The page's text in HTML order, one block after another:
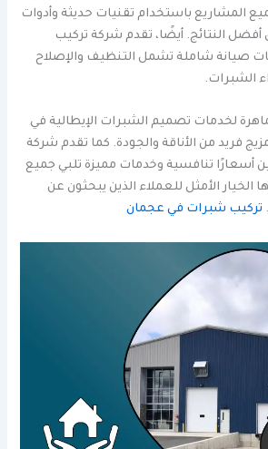
المشاريع باستخدام تقنيات حديثة وأدوات
النتائج. أيضًا، تقدم شركة تركيب
صيانة شاملة تشمل التنظيف والإصلاح
الشبرات.
لخدمات تصميم الشبرات الإيطالية في
فريد من الأناقة والجودة. كما تقدم شركة
أسعارًا تنافسية وخدمات مميزة تلبي جميع
الخيار الأمثل للعملاء الذين يبحثون عن
تركيب شبرات في عجمان